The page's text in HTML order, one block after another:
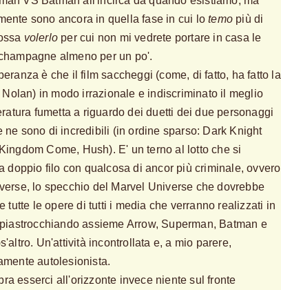
sono ancora in quella fase in cui lotemo più di
volerlo per cui non mi vedrete portare in casa le
almeno per un po'.
è che il film saccheggi (come, di fatto, ha fatto la
in modo irrazionale e indiscriminato il meglio
fumetta a riguardo dei duetti dei due personaggi
ne sono di incredibili (in ordine sparso: Dark Knight
Come, Hush). E' un terno al lotto che si
doppio filo con qualcosa di ancor più criminale, ovvero
lo specchio del Marvel Universe che dovrebbe
tutte le opere di tutti i media che verranno realizzati in
assieme Arrow, Superman, Batman e
Un'attività incontrollata e, a mio parere,
autolesionista.
esserci all'orizzonte invece niente sul fronte